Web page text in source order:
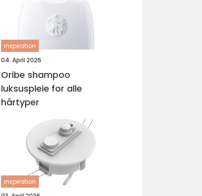
inspiration
04. April 2026
Oribe shampoo
luksuspleie for alle
hårtyper
inspiration